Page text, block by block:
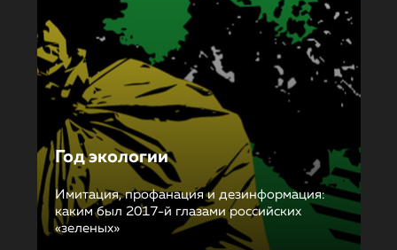
Год экологии
Имитация, профанация и дезинформация:
каким был 2017-й глазами российских
«зеленых»